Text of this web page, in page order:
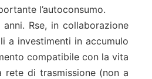
l’autoconsumo.
Rse, in collaborazione
a investimenti in accumulo
compatibile con la vita
rete di trasmissione (non a